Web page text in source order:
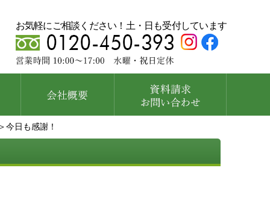
お気軽にご相談ください！土・日も受付しています
今日も感謝！